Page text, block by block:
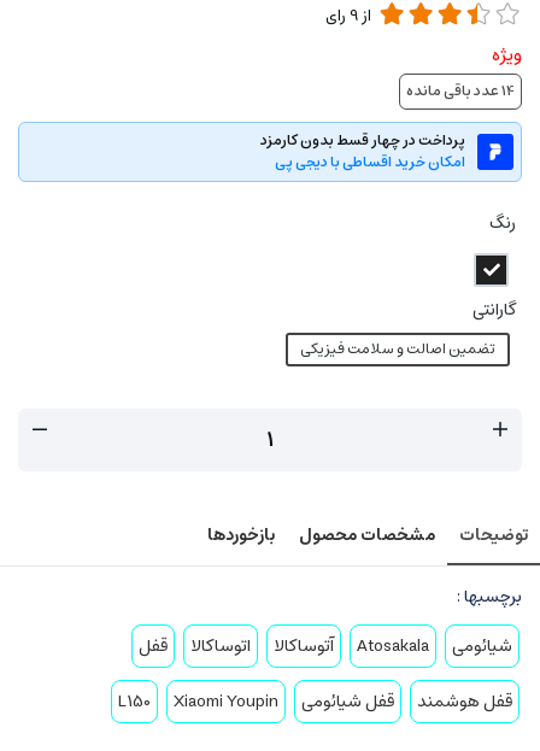
از9رای
ویژه
14عدد باقی مانده
پرداخت در چهار قسط بدون کارمزد
امکان خرید اقساطی با دیجی پی
رنگ
گارانتی
تضمین اصالت و سلامت فیزیکی
توضیحات مشخصات محصول بازخوردها
برچسبها :
شیائومی
Atosakala آتوساکالا اتوساکالا
قفل
قفل هوشمند
قفل شیائومی Xiaomi Youpin
L150